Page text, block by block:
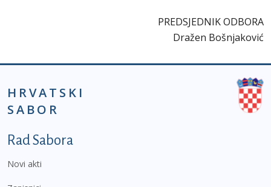
PREDSJEDNIK ODBORA
Dražen Bošnjaković
HRVATSKI
SABOR
Podnožje prvi izbornik
Rad Sabora
Novi akti